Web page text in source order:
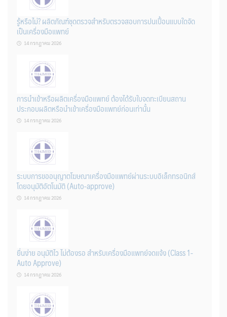
รู้หรือไม่? ผลิตภัณฑ์ชุดตรวจสําหรับตรวจสอบการปนเปื้อนแบบใดจัด
เป็นเครื่องมือแพทย์
14 กรกฎาคม 2026
การนำเข้าหรือผลิตเครื่องมือแพทย์ ต้องได้รับใบจดทะเบียนสถาน
ประกอบผลิตหรือนำเข้าเครื่องมือแพทย์ก่อนเท่านั้น
14 กรกฎาคม 2026
ระบบการขออนุญาตโฆษณาเครื่องมือแพทย์ผ่านระบบอิเล็กทรอนิกส์
โดยอนุมัติอัตโนมัติ (Auto-approve)
14 กรกฎาคม 2026
ยื่นง่าย อนุมัติไว ไม่ต้องรอ สำหรับเครื่องมือแพทย์จดแจ้ง (Class 1-
Auto Approve)
14 กรกฎาคม 2026